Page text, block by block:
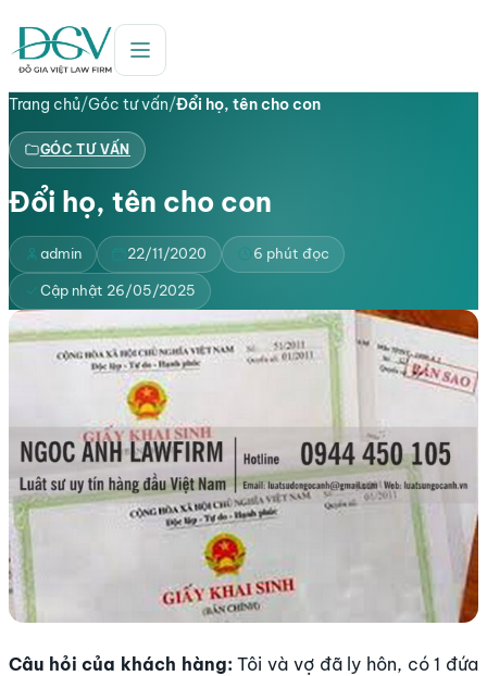
Trang chủ/Góc tư vấn/Đổi họ, tên cho con
GÓC TƯ VẤN
Đổi họ, tên cho con
admin 22/11/2020 6 phút đọc
Cập nhật 26/05/2025
Câu hỏi của khách hàng: Tôi và vợ đã ly hôn, có 1 đứa